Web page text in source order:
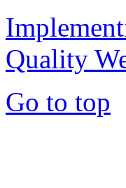
Quality
Go to top